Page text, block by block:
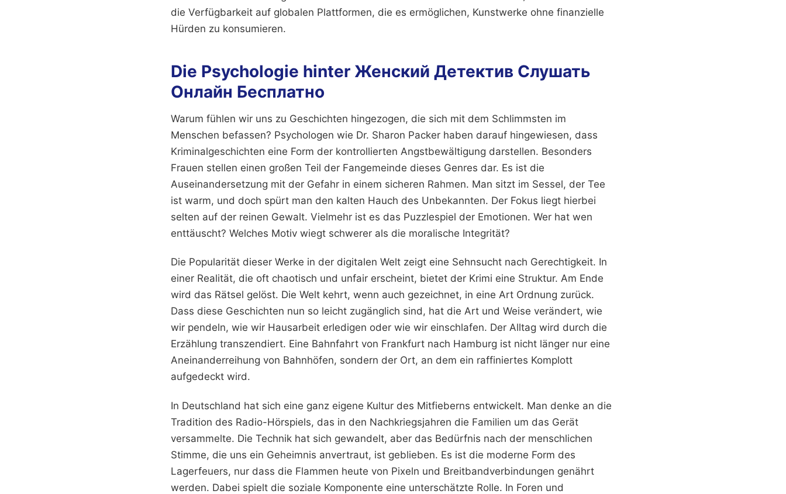
die Verfügbarkeit auf globalen Plattformen, die es ermöglichen, Kunstwerke ohne finanzielle
Hürden zu konsumieren.
Die Psychologie hinter Женский Детектив Слушать
Онлайн Бесплатно
Warum fühlen wir uns zu Geschichten hingezogen, die sich mit dem Schlimmsten im
Menschen befassen? Psychologen wie Dr. Sharon Packer haben darauf hingewiesen, dass
Kriminalgeschichten eine Form der kontrollierten Angstbewältigung darstellen. Besonders
Frauen stellen einen großen Teil der Fangemeinde dieses Genres dar. Es ist die
Auseinandersetzung mit der Gefahr in einem sicheren Rahmen. Man sitzt im Sessel, der Tee
ist warm, und doch spürt man den kalten Hauch des Unbekannten. Der Fokus liegt hierbei
selten auf der reinen Gewalt. Vielmehr ist es das Puzzlespiel der Emotionen. Wer hat wen
enttäuscht? Welches Motiv wiegt schwerer als die moralische Integrität?
Die Popularität dieser Werke in der digitalen Welt zeigt eine Sehnsucht nach Gerechtigkeit. In
einer Realität, die oft chaotisch und unfair erscheint, bietet der Krimi eine Struktur. Am Ende
wird das Rätsel gelöst. Die Welt kehrt, wenn auch gezeichnet, in eine Art Ordnung zurück.
Dass diese Geschichten nun so leicht zugänglich sind, hat die Art und Weise verändert, wie
wir pendeln, wie wir Hausarbeit erledigen oder wie wir einschlafen. Der Alltag wird durch die
Erzählung transzendiert. Eine Bahnfahrt von Frankfurt nach Hamburg ist nicht länger nur eine
Aneinanderreihung von Bahnhöfen, sondern der Ort, an dem ein raffiniertes Komplott
aufgedeckt wird.
In Deutschland hat sich eine ganz eigene Kultur des Mitfieberns entwickelt. Man denke an die
Tradition des Radio-Hörspiels, das in den Nachkriegsjahren die Familien um das Gerät
versammelte. Die Technik hat sich gewandelt, aber das Bedürfnis nach der menschlichen
Stimme, die uns ein Geheimnis anvertraut, ist geblieben. Es ist die moderne Form des
Lagerfeuers, nur dass die Flammen heute von Pixeln und Breitbandverbindungen genährt
werden. Dabei spielt die soziale Komponente eine unterschätzte Rolle. In Foren und